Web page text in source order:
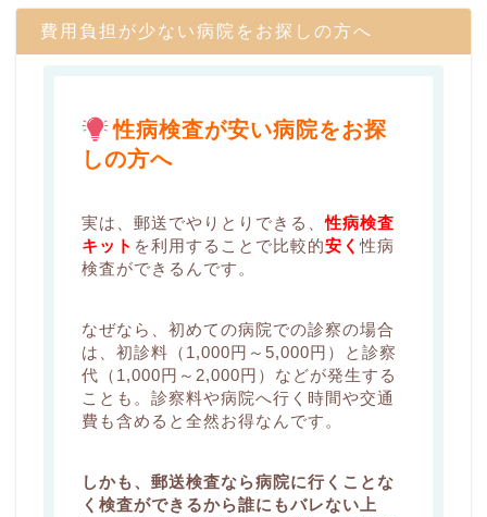
費用負担が少ない病院をお探しの方へ
性病検査が安い病院をお探
しの方へ
実は、郵送でやりとりできる、性病検査
キット を利用することで比較的安く性病
検査ができるんです。
なぜなら、初めての病院での診察の場合
は、初診料（1,000円～5,000円）と診察
代（1,000円～2,000円）などが発生する
ことも。診察料や病院へ行く時間や交通
費も含めると全然お得なんです。
しかも、郵送検査なら病院に行くことな
く検査ができるから誰にもバレない上